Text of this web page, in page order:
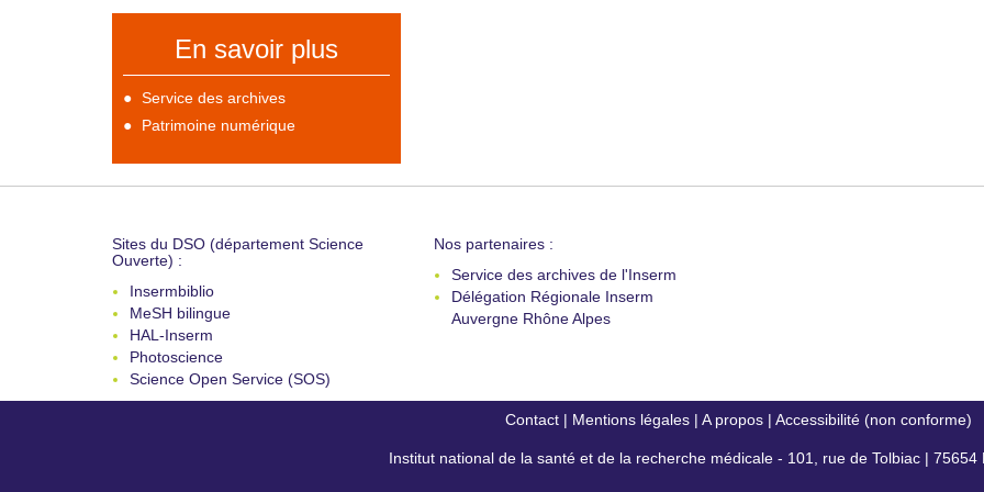
En savoir plus
Service des archives
Patrimoine numérique
Sites du DSO (département Science
Ouverte) :
Insermbiblio
MeSH bilingue
HAL-Inserm
Photoscience
Science Open Service (SOS)
Nos partenaires :
Service des archives de l'Inserm
Délégation Régionale Inserm
Auvergne Rhône Alpes
Contact| Mentions légales| A propos| Accessibilité (non conforme)
Institut national de la santé et de la recherche médicale - 101, rue de Tolbiac | 75654